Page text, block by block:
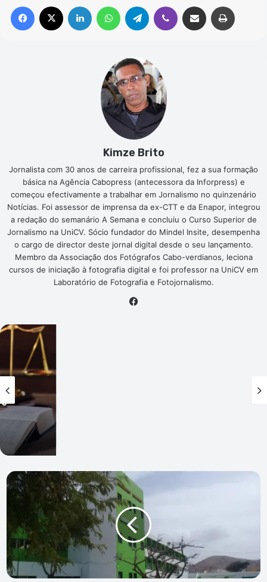
Facebook Linkedin WhatsAppTelegram Viber Compartilhar via e-mail
Kimze Brito
Jornalista com 30 anos de carreira profissional, fez a sua formação
básica na Agência Cabopress (antecessora da Inforpress) e
começou efectivamente a trabalhar em Jornalismo no quinzenário
Notícias. Foi assessor de imprensa da ex-CTT e da Enapor, integrou
a redação do semanário A Semana e concluiu o Curso Superior de
Jornalismo na UniCV. Sócio fundador do Mindel Insite, desempenha
o cargo de director deste jornal digital desde o seu lançamento.
Membro da Associação dos Fotógrafos Cabo-verdianos, leciona
cursos de iniciação à fotografia digital e foi professor na UniCV em
Laboratório de Fotografia e Fotojornalismo.
Professor
de
“José
Augusto
Pinto”
afastado
das
salas
de